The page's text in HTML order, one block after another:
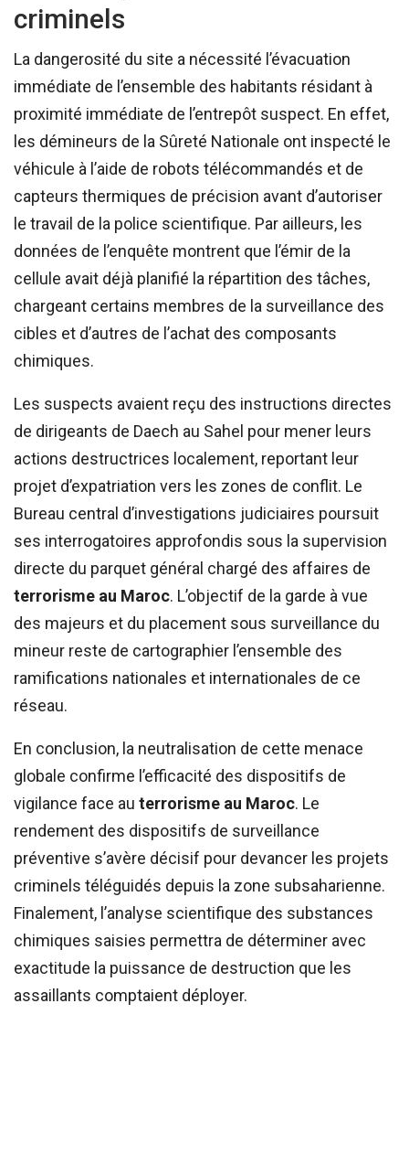
criminels
La dangerosité du site a nécessité l’évacuation
immédiate de l’ensemble des habitants résidant à
proximité immédiate de l’entrepôt suspect. En effet,
les démineurs de la Sûreté Nationale ont inspecté le
véhicule à l’aide de robots télécommandés et de
capteurs thermiques de précision avant d’autoriser
le travail de la police scientifique. Par ailleurs, les
données de l’enquête montrent que l’émir de la
cellule avait déjà planifié la répartition des tâches,
chargeant certains membres de la surveillance des
cibles et d’autres de l’achat des composants
chimiques.
Les suspects avaient reçu des instructions directes
de dirigeants de Daech au Sahel pour mener leurs
actions destructrices localement, reportant leur
projet d’expatriation vers les zones de conflit. Le
Bureau central d’investigations judiciaires poursuit
ses interrogatoires approfondis sous la supervision
directe du parquet général chargé des affaires de
terrorisme au Maroc. L’objectif de la garde à vue
des majeurs et du placement sous surveillance du
mineur reste de cartographier l’ensemble des
ramifications nationales et internationales de ce
réseau.
En conclusion, la neutralisation de cette menace
globale confirme l’efficacité des dispositifs de
vigilance face au terrorisme au Maroc. Le
rendement des dispositifs de surveillance
préventive s’avère décisif pour devancer les projets
criminels téléguidés depuis la zone subsaharienne.
Finalement, l’analyse scientifique des substances
chimiques saisies permettra de déterminer avec
exactitude la puissance de destruction que les
assaillants comptaient déployer.